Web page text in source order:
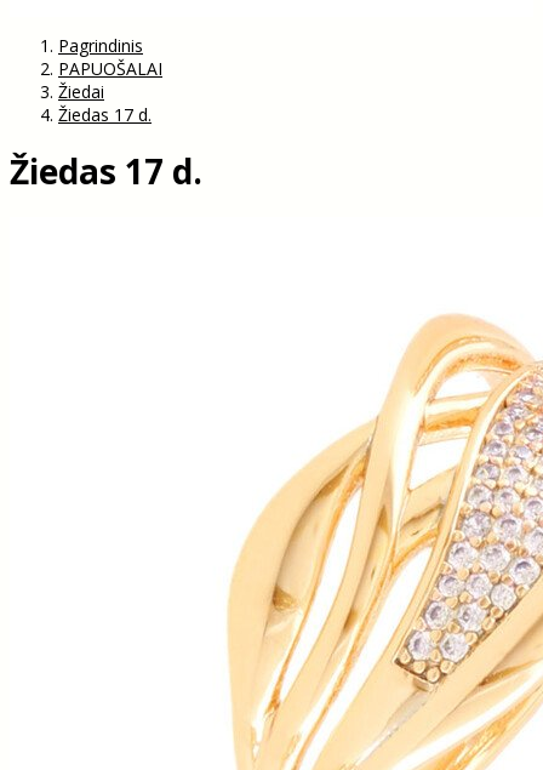
Pagrindinis
PAPUOŠALAI
Žiedai
Žiedas 17 d.
Žiedas 17 d.